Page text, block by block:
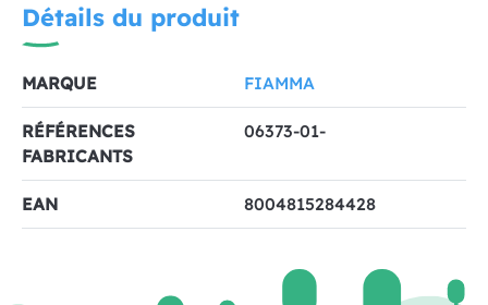
Détails du produit
MARQUE FIAMMA
RÉFÉRENCES
FABRICANTS
06373-01-
EAN 8004815284428